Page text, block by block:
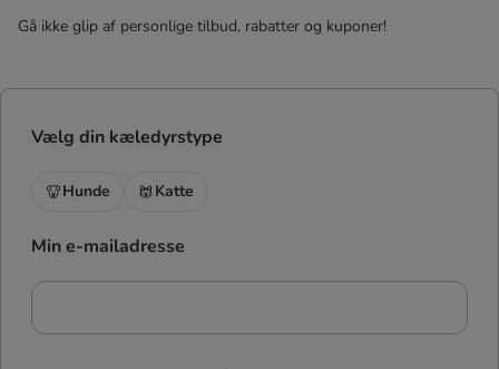
Gå ikke glip af personlige tilbud, rabatter og kuponer!
Vælg din kæledyrstype
Hunde Katte
Min e-mailadresse